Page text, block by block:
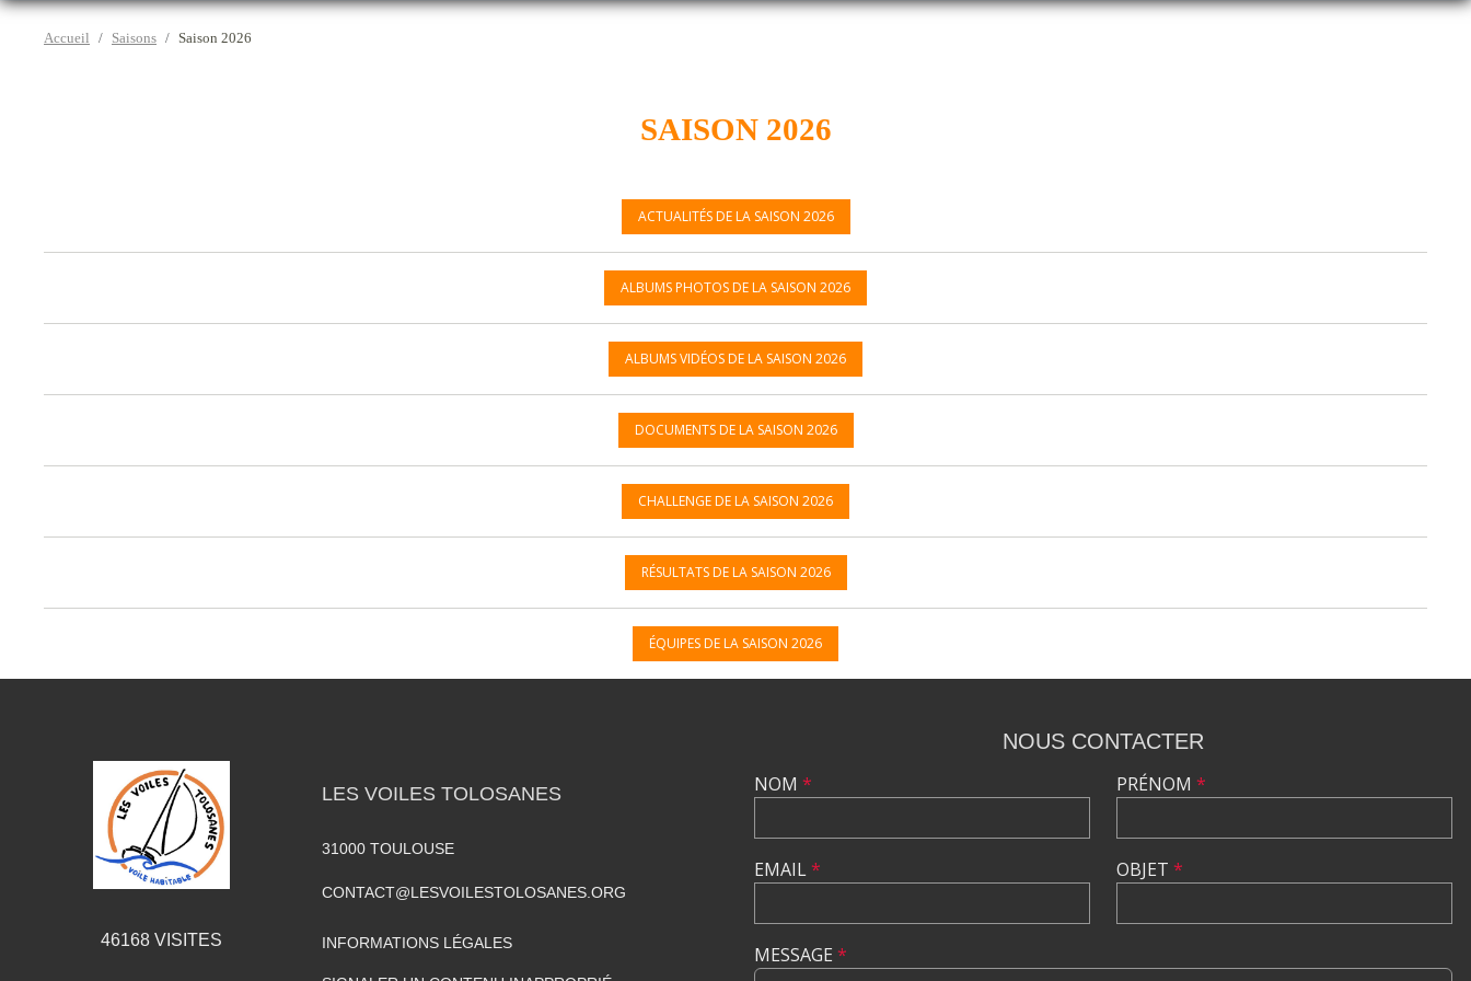
Accueil Saisons Saison 2026
SAISON 2026
ACTUALITÉS DE LA SAISON 2026
ALBUMS PHOTOS DE LA SAISON 2026
ALBUMS VIDÉOS DE LA SAISON 2026
DOCUMENTS DE LA SAISON 2026
CHALLENGE DE LA SAISON 2026
RÉSULTATS DE LA SAISON 2026
ÉQUIPES DE LA SAISON 2026
46168VISITES
LES VOILES TOLOSANES
31000 TOULOUSE
CONTACT@LESVOILESTOLOSANES.ORG
INFORMATIONS LÉGALES
NOUS CONTACTER
NOM *
EMAIL*
PRÉNOM *
OBJET *
MESSAGE *